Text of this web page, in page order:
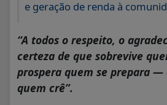
e geração de renda à
“A todos o respeito, o
certeza de que sobrevive
prospera quem se prepara —
quem crê”.